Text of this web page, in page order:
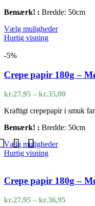
Bemærk! : Bredde: 50cm
Vælg mulighederDette
kan
vælges
på
varesiden
Hurtig visning
-5%
Crepe papir 180g –
kr.27,95 – kr.35,00
til
Kraftigt crepepapir i smuk
Bemærk! : Bredde: 50cm
Vælg mulighederDette
varianter.
kan
Hurtig visning
Crepe papir 180g –
kr.27,95 – kr.36,95